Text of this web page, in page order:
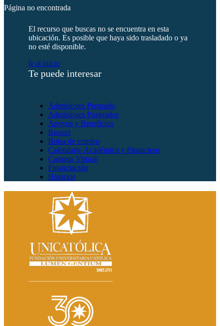
Página no encontrada
El recurso que buscas no se encuentra en esta
ubicación. Es posible que haya sido trasladado o ya
no esté disponible.
Ir al inicio
Te puede interesar
Admisiones Pregrado
Admisiones Posgrados
Apoyos y Beneficios
Banner
Bolsa de empleo
Calendario Académico y Financiero
Campus Virtual
Financiación
Horarios